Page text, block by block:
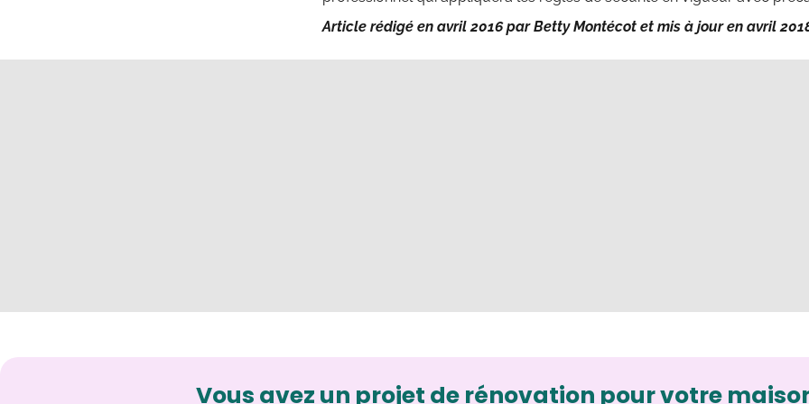
Article rédigé en avril 2016 par Betty Montécot et mis à jour en avril
Vous avez un projet de rénovation pour votre